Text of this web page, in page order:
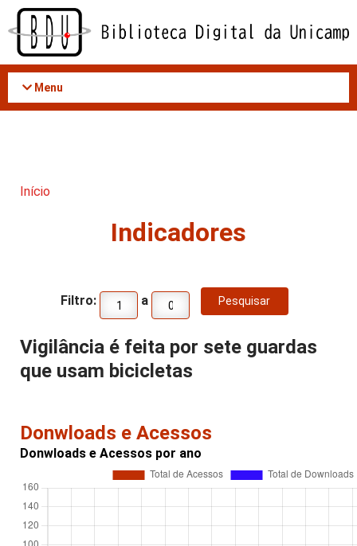
Acessar
conteúdo
Menu
Início
Indicadores
Filtro: a
Vigilância é feita por sete guardas
que usam bicicletas
Donwloads e Acessos
Donwloads e Acessos por ano